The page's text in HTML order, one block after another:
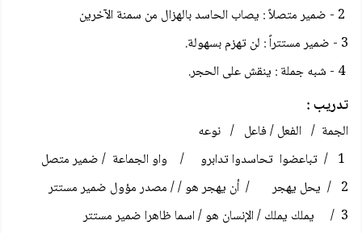
3 - ضمير مستتراً : لن تهزم بسهولة.
4 - شبه جملة : ينقش على الحجر.
تدريب :
الجمة / الفعل / فاعل / نوعه
2 / يحل يهجر / أن يهجر هو / / مصدر مؤول ضمير مستتر
3 / يملك يملك / الإنسان هو / اسما ظاهرا ضمير مستتر